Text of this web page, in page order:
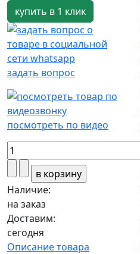
купить в 1 клик
задать вопрос
посмотреть по видео
Наличие:
на заказ
Доставим:
сегодня
Описание товара